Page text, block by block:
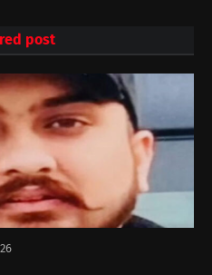
post